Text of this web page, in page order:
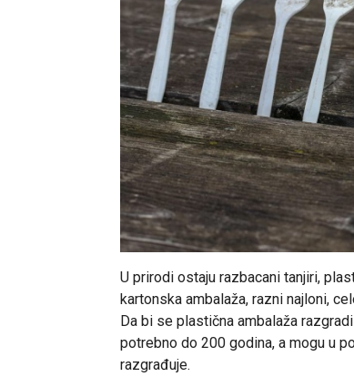
U prirodi ostaju razbacani tanjiri,
kartonska ambalaža, razni najloni,
Da bi se plastična ambalaža
potrebno do 200 godina, a mogu u
razgrađuje.